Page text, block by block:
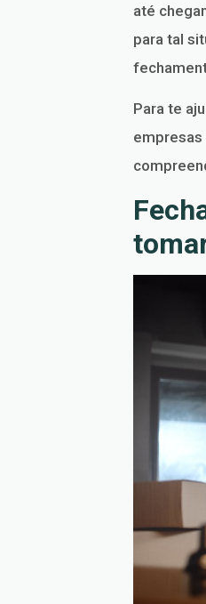
até
para tal
Para te
empresas